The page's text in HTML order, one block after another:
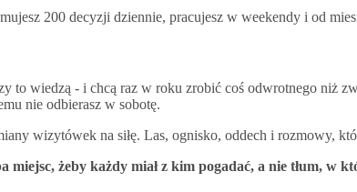
200 decyzji dziennie, pracujesz w weekendy i od
to wiedzą - i chcą raz w roku zrobić coś odwrotnego niż
nie odbierasz w sobotę.
wizytówek na siłę. Las, ognisko, oddech i rozmowy,
miejsc, żeby każdy miał z kim pogadać, a nie tłum, w